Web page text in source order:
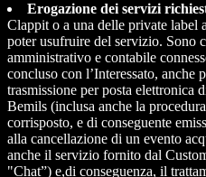
Erogazione dei servizi
Clappit o a una delle private label
poter usufruire del servizio. Sono
amministrativo e contabile
concluso con l’Interessato, anche
trasmissione per posta elettronica
Bemils (inclusa anche la
corrisposto, e di conseguente
alla cancellazione di un evento
anche il servizio fornito dal
"Chat”) e,di conseguenza, il